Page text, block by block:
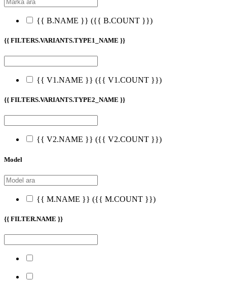
{{ B.NAME }} ({{ B.COUNT }})
{{ FILTERS.VARIANTS.TYPE1_NAME }}
{{ V1.NAME }} ({{ V1.COUNT }})
{{ FILTERS.VARIANTS.TYPE2_NAME }}
{{ V2.NAME }} ({{ V2.COUNT }})
Model
{{ M.NAME }} ({{ M.COUNT }})
{{ FILTER.NAME }}